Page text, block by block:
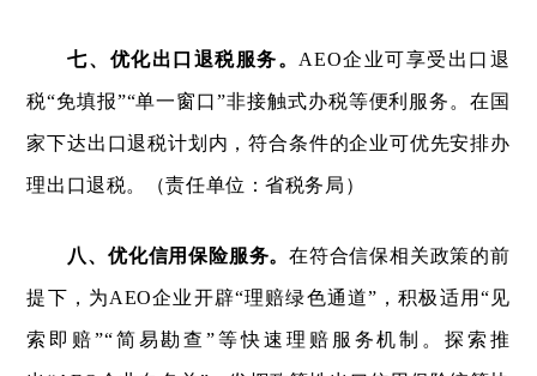
七、优化出口退税服务。 AEO企业可享受出口退
税“免填报”“单一窗口”非接触式办税等便利服务。在国
家下达出口退税计划内，符合条件的企业可优先安排办
理出口退税。（责任单位：省税务局）
八、优化信用保险服务。在符合信保相关政策的前
提下，为AEO企业开辟“理赔绿色通道”，积极适用“见
索即赔”“简易勘查”等快速理赔服务机制。探索推